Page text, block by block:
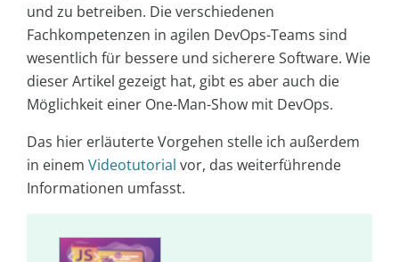
und zu betreiben. Die verschiedenen
Fachkompetenzen in agilen DevOps-Teams sind
wesentlich für bessere und sicherere Software. Wie
dieser Artikel gezeigt hat, gibt es aber auch die
Möglichkeit einer One-Man-Show mit DevOps.
Das hier erläuterte Vorgehen stelle ich außerdem
in einem Videotutorial vor, das weiterführende
Informationen umfasst.